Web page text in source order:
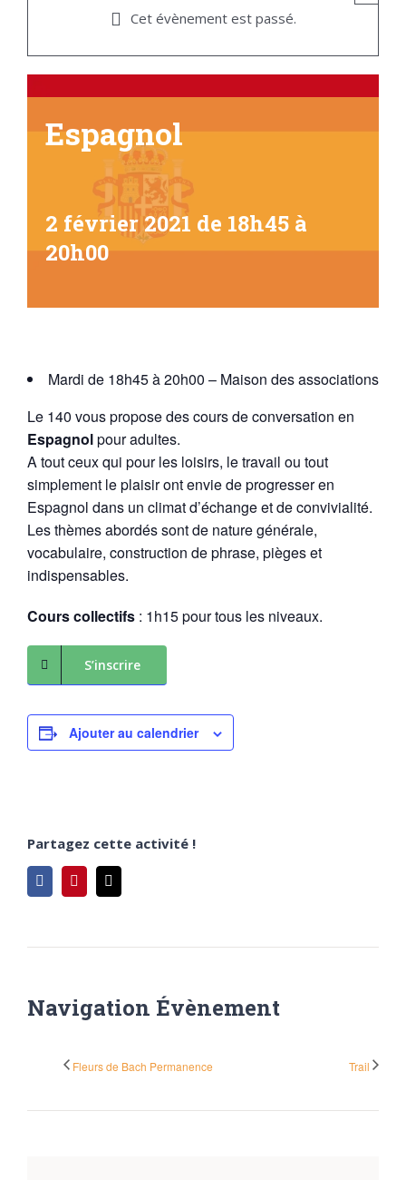
Cet évènement est passé.
Espagnol
2 février 2021 de 18h45 à
20h00
Mardi de 18h45 à 20h00 – Maison des associations
Le 140 vous propose des cours de conversation en
Espagnolpour adultes.
A tout ceux qui pour les loisirs, le travail ou tout
simplement le plaisir ont envie de progresser en
Espagnol dans un climat d’échange et de convivialité.
Les thèmes abordés sont de nature générale,
vocabulaire, construction de phrase, pièges et
indispensables.
Cours collectifs : 1h15 pour tous les niveaux.
S’inscrire
Ajouter au calendrier
Partagez cette activité !
FacebookPinterest
Navigation Évènement
Fleurs de Bach Permanence Trail